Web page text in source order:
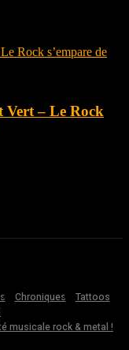
Vert – Le Rock
Chroniques
Tattoos
musicale rock & metal !